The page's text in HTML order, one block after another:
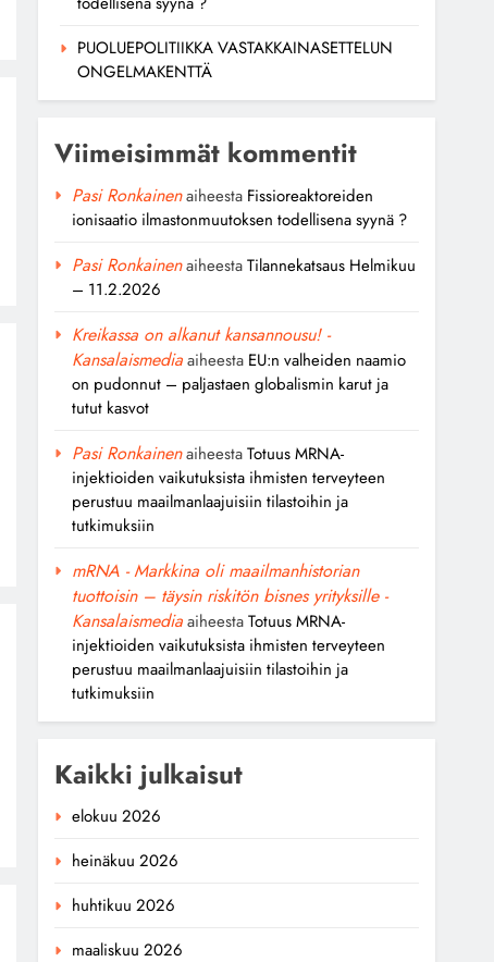
PUOLUEPOLITIIKKA VASTAKKAINASETTELUN
ONGELMAKENTTÄ
Viimeisimmät kommentit
Pasi Ronkainenaiheesta Fissioreaktoreiden
ionisaatio ilmastonmuutoksen todellisena syynä ?
Pasi RonkainenaiheestaTilannekatsaus Helmikuu
– 11.2.2026
Kreikassa on alkanut kansannousu! -
Kansalaismediaaiheesta EU:n valheiden naamio
on pudonnut – paljastaen globalismin karut ja
tutut kasvot
Pasi RonkainenaiheestaTotuus MRNA-
injektioiden vaikutuksista ihmisten terveyteen
perustuu maailmanlaajuisiin tilastoihin ja
tutkimuksiin
mRNA - Markkina oli maailmanhistorian
tuottoisin – täysin riskitön bisnes yrityksille -
KansalaismediaaiheestaTotuus MRNA-
injektioiden vaikutuksista ihmisten terveyteen
perustuu maailmanlaajuisiin tilastoihin ja
tutkimuksiin
Kaikki julkaisut
elokuu 2026
heinäkuu 2026
huhtikuu 2026
maaliskuu 2026